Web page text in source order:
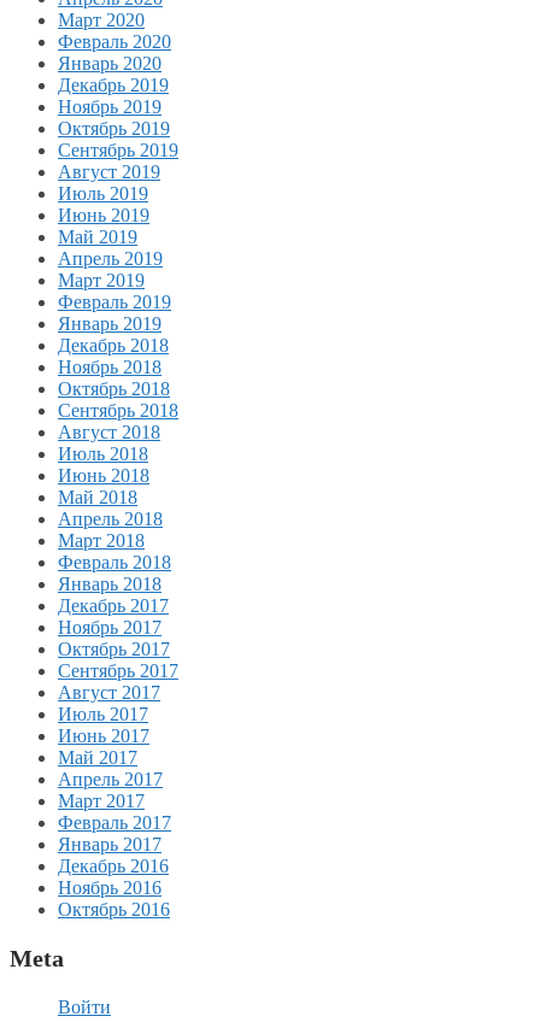
Март 2020
Февраль 2020
Январь 2020
Декабрь 2019
Ноябрь 2019
Октябрь 2019
Сентябрь 2019
Август 2019
Июль 2019
Июнь 2019
Май 2019
Апрель 2019
Март 2019
Февраль 2019
Январь 2019
Декабрь 2018
Ноябрь 2018
Октябрь 2018
Сентябрь 2018
Август 2018
Июль 2018
Июнь 2018
Май 2018
Апрель 2018
Март 2018
Февраль 2018
Январь 2018
Декабрь 2017
Ноябрь 2017
Октябрь 2017
Сентябрь 2017
Август 2017
Июль 2017
Июнь 2017
Май 2017
Апрель 2017
Март 2017
Февраль 2017
Январь 2017
Декабрь 2016
Ноябрь 2016
Октябрь 2016
Meta
Войти